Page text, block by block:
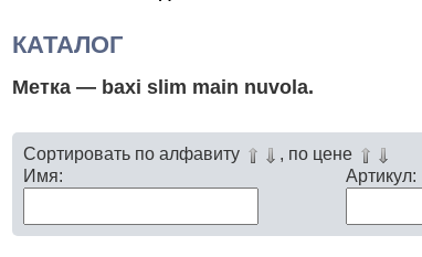
КАТАЛОГ
Метка — baxi slim main nuvola.
Сортировать по алфавиту
, по цене
Имя:
Артикул: